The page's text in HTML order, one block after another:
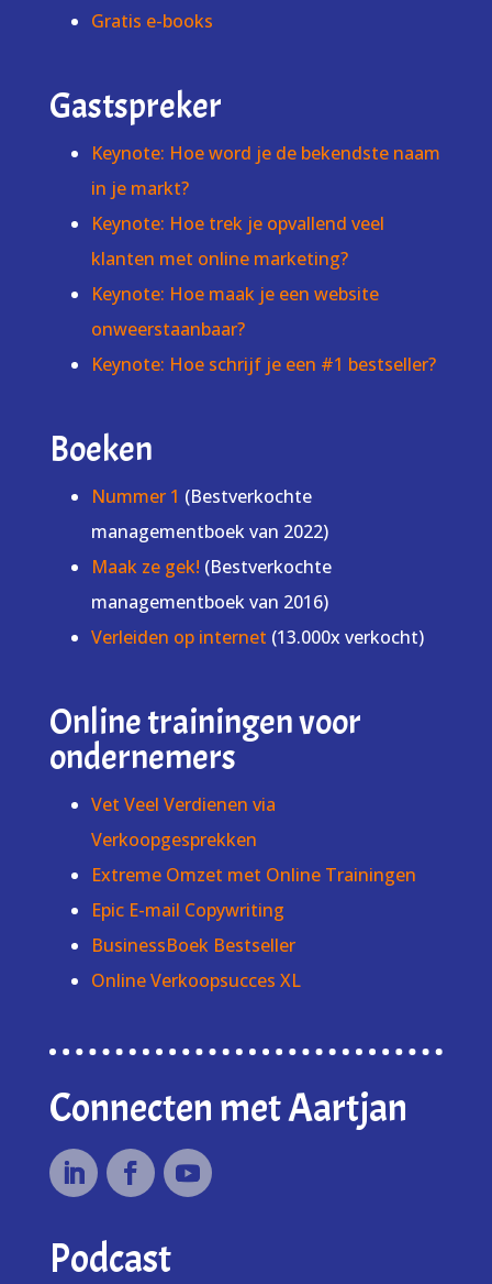
Gratis e-books
Gastspreker
Keynote: Hoe word je de bekendste naam
in je markt?
Keynote: Hoe trek je opvallend veel
klanten met online marketing?
Keynote: Hoe maak je een website
onweerstaanbaar?
Keynote: Hoe schrijf je een #1 bestseller?
Boeken
Nummer 1 (Bestverkochte
managementboek van 2022)
Maak ze gek! (Bestverkochte
managementboek van 2016)
Verleiden op internet (13.000x verkocht)
Online trainingen voor
ondernemers
Vet Veel Verdienen via
Verkoopgesprekken
Extreme Omzet met Online Trainingen
Epic E-mail Copywriting
BusinessBoek Bestseller
Online Verkoopsucces XL
Connecten met Aartjan
Podcast